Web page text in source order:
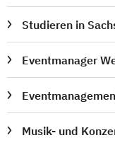
Studieren in
Eventmanager
Musik- und